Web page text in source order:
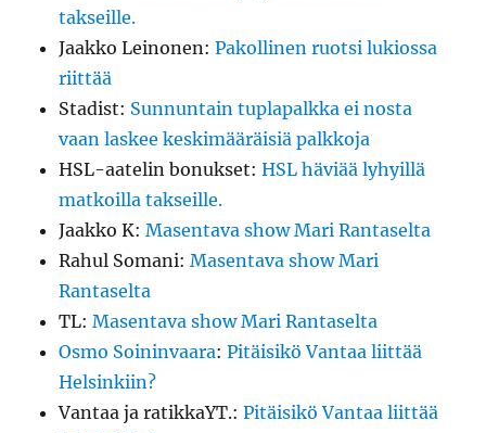
takseille.
Jaakko Leinonen:Pakollinen ruotsi lukiossa
riittää
Stadist: Sunnuntain tuplapalkka ei nosta
vaan laskee keskimääräisiä palkkoja
HSL-aatelin bonukset:HSL häviää lyhyillä
matkoilla takseille.
Jaakko K:Masentava show Mari Rantaselta
Rahul Somani:Masentava show Mari
Rantaselta
TL:Masentava show Mari Rantaselta
Osmo Soininvaara:Pitäisikö Vantaa liittää
Helsinkiin?
Vantaa ja ratikkaYT.:Pitäisikö Vantaa liittää